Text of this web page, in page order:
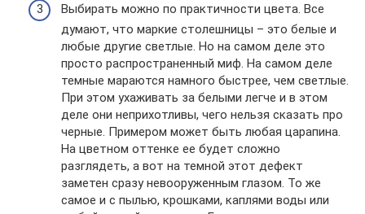
Выбирать можно по практичности цвета. Все
думают, что маркие столешницы – это белые и
любые другие светлые. Но на самом деле это
просто распространенный миф. На самом деле
темные мараются намного быстрее, чем светлые.
При этом ухаживать за белыми легче и в этом
деле они неприхотливы, чего нельзя сказать про
черные. Примером может быть любая царапина.
На цветном оттенке ее будет сложно
разглядеть, а вот на темной этот дефект
заметен сразу невооруженным глазом. То же
самое и с пылью, крошками, каплями воды или